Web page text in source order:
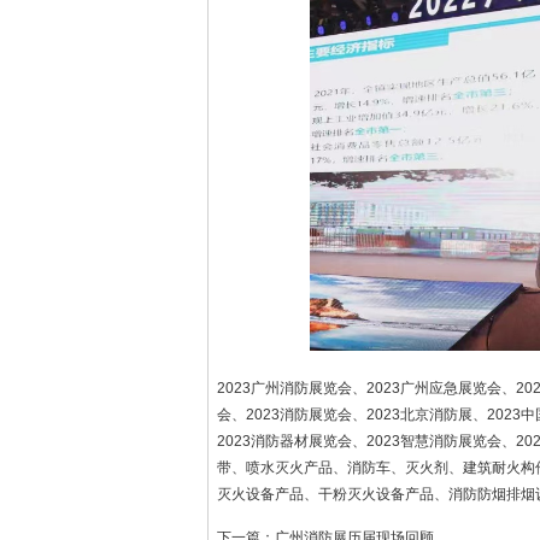
2023广州消防展览会、2023广州应急展览会、
会、2023消防展览会、2023北京消防展、2023
2023消防器材展览会、2023智慧消防展览会、
带、喷水灭火产品、消防车、灭火剂、建筑耐火
灭火设备产品、干粉灭火设备产品、消防防烟排